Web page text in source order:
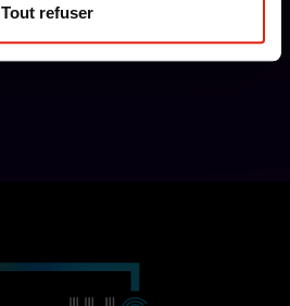
Tout refuser